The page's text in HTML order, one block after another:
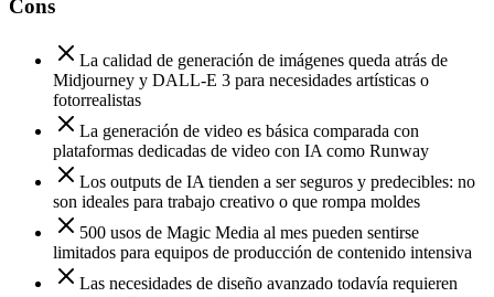
Cons
La calidad de generación de imágenes queda atrás de
Midjourney y DALL-E 3 para necesidades artísticas o
fotorrealistas
La generación de video es básica comparada con
plataformas dedicadas de video con IA como Runway
Los outputs de IA tienden a ser seguros y predecibles: no
son ideales para trabajo creativo o que rompa moldes
500 usos de Magic Media al mes pueden sentirse
limitados para equipos de producción de contenido intensiva
Las necesidades de diseño avanzado todavía requieren